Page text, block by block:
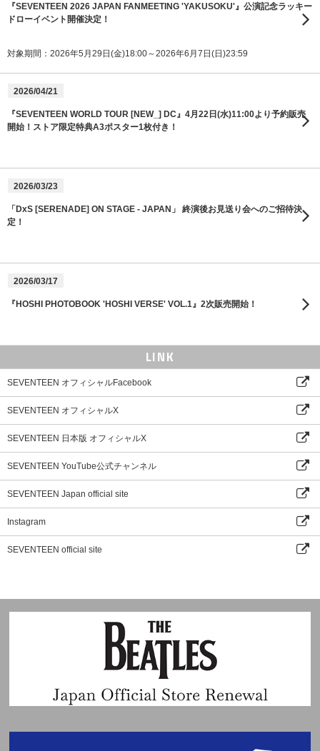
『SEVENTEEN 2026 JAPAN FANMEETING 'YAKUSOKU'』公演記念ラッキー
ドローイベント開催決定！
対象期間：2026年5月29日(金)18:00～2026年6月7日(日)23:59
2026/04/21
『SEVENTEEN WORLD TOUR [NEW_] DC』4月22日(水)11:00より予約販売
開始！ストア限定特典A3ポスター1枚付き！
2026/03/23
「DxS [SERENADE] ON STAGE - JAPAN」 終演後お見送り会へのご招待決
定！
2026/03/17
『HOSHI PHOTOBOOK 'HOSHI VERSE' VOL.1』2次販売開始！
LINK
SEVENTEEN オフィシャルFacebook
SEVENTEEN オフィシャルX
SEVENTEEN 日本版 オフィシャルX
SEVENTEEN YouTube公式チャンネル
SEVENTEEN Japan official site
Instagram
SEVENTEEN official site